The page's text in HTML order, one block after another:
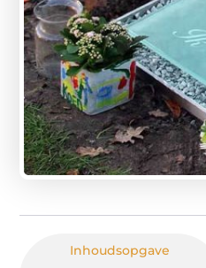
Inhoudsopgave